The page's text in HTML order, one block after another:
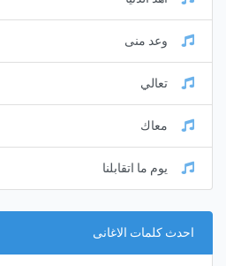
وعد منى
تعالي
معاك
يوم ما اتقابلنا
احدث كلمات الاغانى